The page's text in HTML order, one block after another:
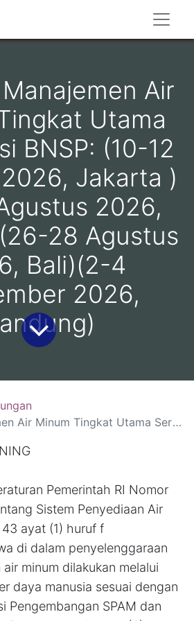
Air
Utama
BNSP: (10-12
Jakarta )
2026,
28 Agustus
Bali)(2-4
2026,
12 Agustus 2026, Jakarta )(19-21 Agustus 2026, Malang )(26-28 Agustus 2026, Bali)(2-4 September 2026, Bandung)
Pemerintah RI Nomor
Sistem Penyediaan Air
ayat (1) huruf f
di dalam penyelenggaraan
minum dilakukan melalui
daya manusia sesuai dengan
Pengembangan SPAM dan